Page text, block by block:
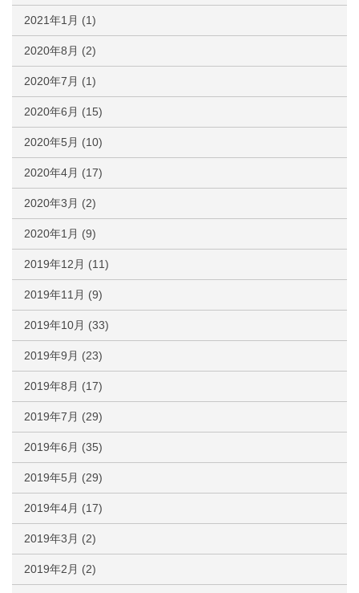
2021年1月 (1)
2020年8月 (2)
2020年7月 (1)
2020年6月 (15)
2020年5月 (10)
2020年4月 (17)
2020年3月 (2)
2020年1月 (9)
2019年12月 (11)
2019年11月 (9)
2019年10月 (33)
2019年9月 (23)
2019年8月 (17)
2019年7月 (29)
2019年6月 (35)
2019年5月 (29)
2019年4月 (17)
2019年3月 (2)
2019年2月 (2)